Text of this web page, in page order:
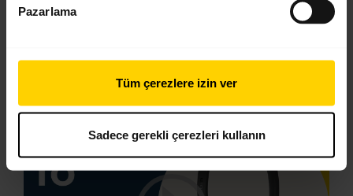
Pazarlama
Tüm çerezlere izin ver
Sadece gerekli çerezleri kullanın
Videolar